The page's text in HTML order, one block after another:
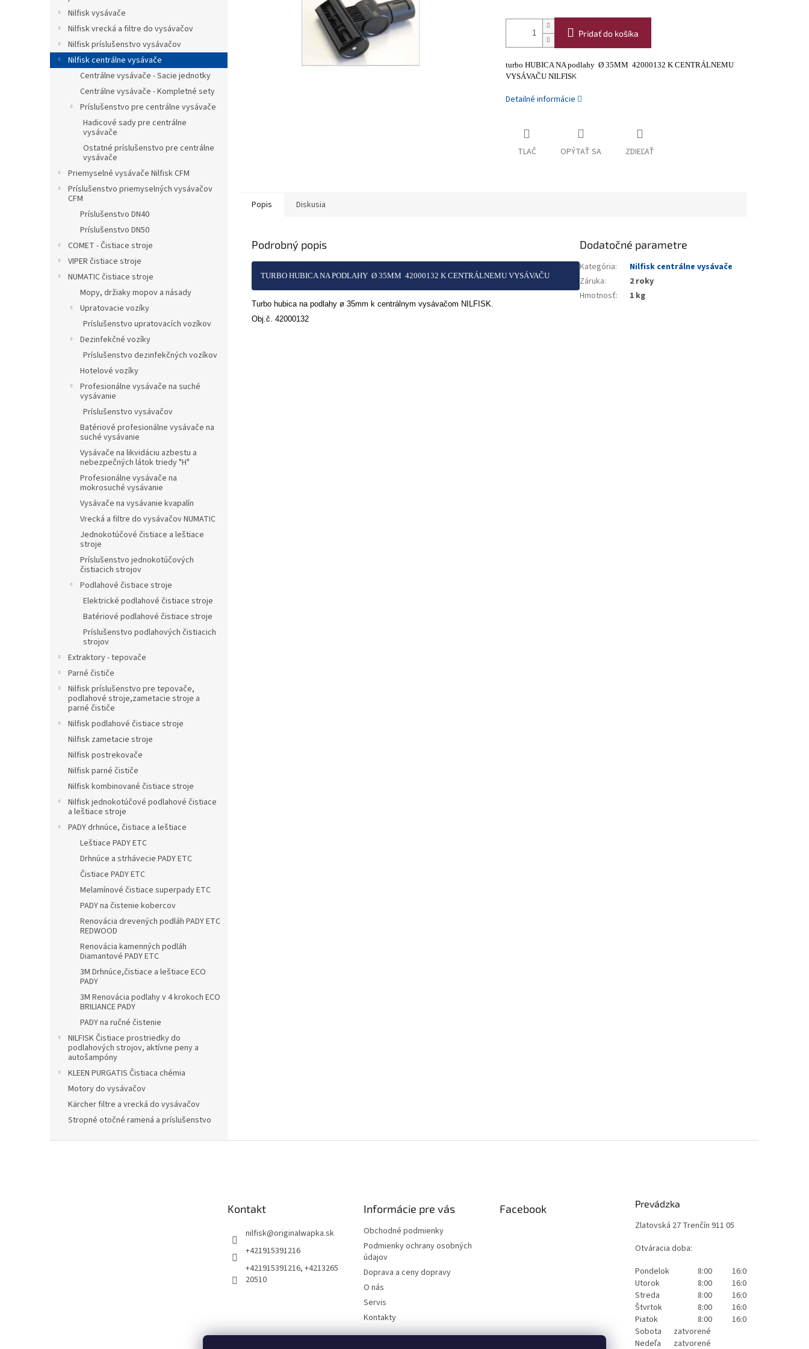
Nilfisk vysávače
Nilfisk vrecká a filtre do vysávačov
Nilfisk príslušenstvo vysávačov
Nilfisk centrálne vysávače
Centrálne vysávače - Sacie jednotky
Centrálne vysávače - Kompletné sety
Príslušenstvo pre centrálne vysávače
Hadicové sady pre centrálne
vysávače
Ostatné príslušenstvo pre centrálne
vysávače
Priemyselné vysávače Nilfisk CFM
Príslušenstvo priemyselných vysávačov
CFM
Príslušenstvo DN40
Príslušenstvo DN50
COMET - Čistiace stroje
VIPER čistiace stroje
NUMATIC čistiace stroje
Mopy, držiaky mopov a násady
Upratovacie vozíky
Príslušenstvo upratovacích vozíkov
Dezinfekčné vozíky
Príslušenstvo dezinfekčných vozíkov
Hotelové vozíky
Profesionálne vysávače na suché
vysávanie
Príslušenstvo vysávačov
Batériové profesionálne vysávače na
suché vysávanie
Vysávače na likvidáciu azbestu a
nebezpečných látok triedy "H"
Profesionálne vysávače na
mokrosuché vysávanie
Vysávače na vysávanie kvapalín
Vrecká a filtre do vysávačov NUMATIC
Jednokotúčové čistiace a leštiace
stroje
Príslušenstvo jednokotúčových
čistiacich strojov
Podlahové čistiace stroje
Elektrické podlahové čistiace stroje
Batériové podlahové čistiace stroje
Príslušenstvo podlahových čistiacich
strojov
Extraktory - tepovače
Parné čističe
Nilfisk príslušenstvo pre tepovače,
podlahové stroje,zametacie stroje a
parné čističe
Nilfisk podlahové čistiace stroje
Nilfisk zametacie stroje
Nilfisk postrekovače
Nilfisk parné čističe
Nilfisk kombinované čistiace stroje
Nilfisk jednokotúčové podlahové čistiace
a leštiace stroje
PADY drhnúce, čistiace a leštiace
Leštiace PADY ETC
Drhnúce a strhávecie PADY ETC
Čistiace PADY ETC
Melamínové čistiace superpady ETC
PADY na čistenie kobercov
Renovácia drevených podláh PADY ETC
REDWOOD
Renovácia kamenných podláh
Diamantové PADY ETC
3M Drhnúce,čistiace a leštiace ECO
PADY
3M Renovácia podlahy v 4 krokoch ECO
BRILIANCE PADY
PADY na ručné čistenie
NILFISK Čistiace prostriedky do
podlahových strojov, aktívne peny a
autošampóny
KLEEN PURGATIS Čistiaca chémia
Motory do vysávačov
Kärcher filtre a vrecká do vysávačov
Stropné otočné ramená a príslušenstvo
Pridať do košíka
turbo HUBICA NA podlahy Ø 35MM 42000132 K CENTRÁLNEMU
VYSÁVAČU NILFISK
Detailné informácie
TLAČ OPÝTAŤ SA ZDIEĽAŤ
Popis Diskusia
Podrobný popis
TURBO HUBICA NA PODLAHY Ø 35MM 42000132 K CENTRÁLNEMU VYSÁVAČU
NILFISK
Turbo hubica na podlahy ø 35mm k centrálnym vysávačom NILFISK.
Obj.č. 42000132
Dodatočné parametre
Kategória:
Nilfisk centrálne vysávače
Záruka:
2 roky
Hmotnosť: 1 kg
Kontakt
nilfisk@originalwapka.sk
+421915391216
+421915391216, +4213265
20510
Informácie pre vás
Obchodné podmienky
Podmienky ochrany osobných
údajov
Doprava a ceny dopravy
O nás
Servis
Kontakty
Facebook Prevádzka
Zlatovská 27 Trenčín 911 05
Otváracia doba:
Pondelok
8:00
16:00
Utorok
8:00
16:00
Streda
8:00
16:00
Štvrtok
8:00
16:00
Piatok
8:00
16:00
Sobota
zatvorené
Nedeľa
zatvorené